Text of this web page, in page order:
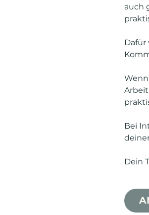
auch
Dafür
Bei
Dein